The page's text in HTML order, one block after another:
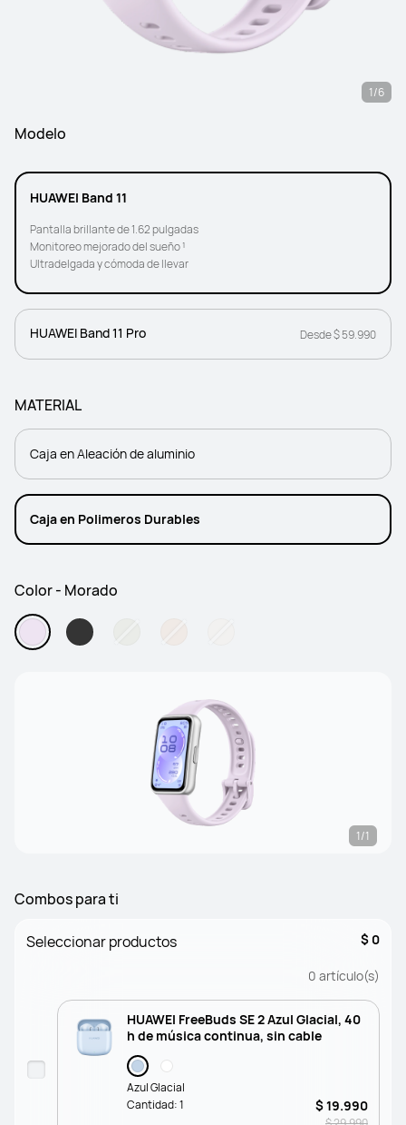
1/6
Modelo
HUAWEI Band 11
Pantalla brillante de 1.62 pulgadas
Monitoreo mejorado del sueño ¹
Ultradelgada y cómoda de llevar
HUAWEI Band 11 Pro Desde $ 59.990
MATERIAL
Caja en Aleación de aluminio
Caja en Polimeros Durables
Color - Morado
1/1
Combos para ti
Seleccionar productos $ 0
0 artículo(s)
HUAWEI FreeBuds SE 2 Azul Glacial, 40
h de música continua, sin cable
Azul Glacial
$ 19.990
Cantidad:1